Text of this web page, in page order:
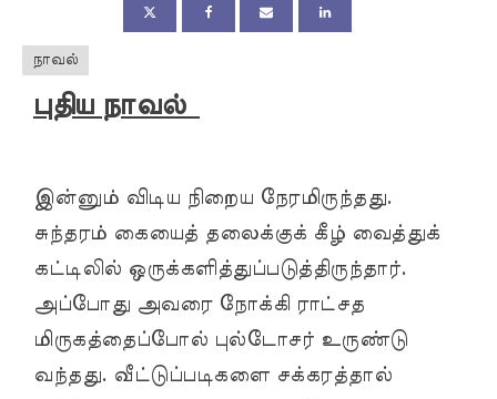
நாவல்
புதிய நாவல்
இன்னும் விடிய நிறைய நேரமிருந்தது.
சுந்தரம் கையைத் தலைக்குக் கீழ் வைத்துக்
கட்டிலில் ஒருக்களித்துப்படுத்திருந்தார்.
அப்போது அவரை நோக்கி ராட்சத
மிருகத்தைப்போல் புல்டோசர் உருண்டு
வந்தது. வீட்டுப்படிகளை சக்கரத்தால்